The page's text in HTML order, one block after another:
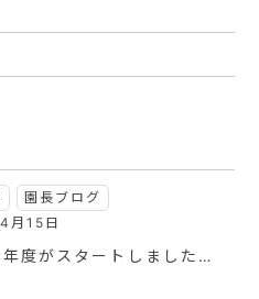
園長ブログ
月15日
年度がスタートしました…